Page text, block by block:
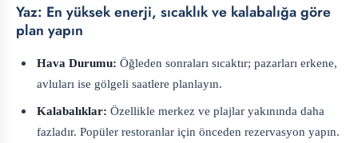
Yaz: En yüksek enerji, sıcaklık ve kalabalığa göre
plan yapın
Hava Durumu: Öğleden sonraları sıcaktır; pazarları erkene,
avluları ise gölgeli saatlere planlayın.
Kalabalıklar: Özellikle merkez ve plajlar yakınında daha
fazladır. Popüler restoranlar için önceden rezervasyon yapın.